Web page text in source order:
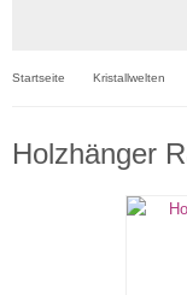
Startseite Kristallwelten
Holzhänger